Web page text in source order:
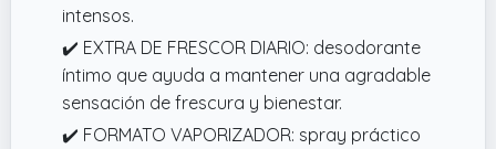
intensos.
✔️ EXTRA DE FRESCOR DIARIO: desodorante
íntimo que ayuda a mantener una agradable
sensación de frescura y bienestar.
✔️ FORMATO VAPORIZADOR: spray práctico